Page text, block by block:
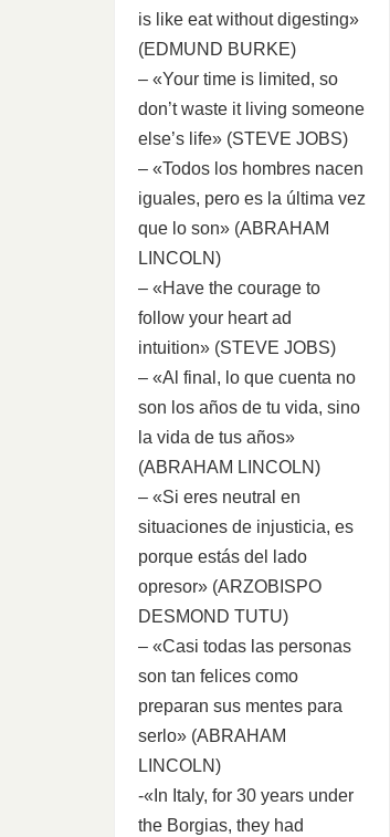
is like eat without digesting»
(EDMUND BURKE)
– «Your time is limited, so
don’t waste it living someone
else’s life» (STEVE JOBS)
– «Todos los hombres nacen
iguales, pero es la última vez
que lo son» (ABRAHAM
LINCOLN)
– «Have the courage to
follow your heart ad
intuition» (STEVE JOBS)
– «Al final, lo que cuenta no
son los años de tu vida, sino
la vida de tus años»
(ABRAHAM LINCOLN)
– «Si eres neutral en
situaciones de injusticia, es
porque estás del lado
opresor» (ARZOBISPO
DESMOND TUTU)
– «Casi todas las personas
son tan felices como
preparan sus mentes para
serlo» (ABRAHAM
LINCOLN)
-«In Italy, for 30 years under
the Borgias, they had